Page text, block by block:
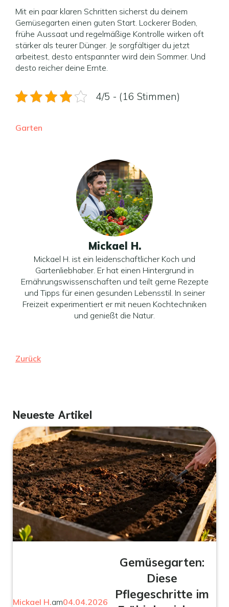
Mit ein paar klaren Schritten sicherst du deinem
Gemüsegarten einen guten Start. Lockerer Boden,
frühe Aussaat und regelmäßige Kontrolle wirken oft
stärker als teurer Dünger. Je sorgfältiger du jetzt
arbeitest, desto entspannter wird dein Sommer. Und
desto reicher deine Ernte.
4/5 - (16 Stimmen)
Garten
Mickael H.
Mickael H. ist ein leidenschaftlicher Koch und
Gartenliebhaber. Er hat einen Hintergrund in
Ernährungswissenschaften und teilt gerne Rezepte
und Tipps für einen gesunden Lebensstil. In seiner
Freizeit experimentiert er mit neuen Kochtechniken
und genießt die Natur.
Zurück
Neueste Artikel
Mickael H.am04.04.2026
Gemüsegarten:
Diese
Pflegeschritte im